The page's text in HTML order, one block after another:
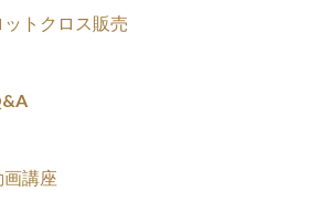
トクロス販売
講座